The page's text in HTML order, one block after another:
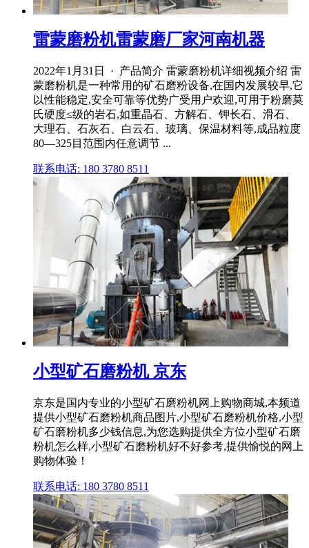
雷蒙磨粉机雷蒙磨厂家河南机器
2022年1月31日 · 产品简介 雷蒙磨粉机详细视频介绍 雷
蒙磨粉机是一种常用的矿石磨粉设备,在国内发展较早,它
以性能稳定,安全可靠等优势广受用户欢迎,可用于粉磨莫
氏硬度≤级的岩石,如重晶石、方解石、钾长石、滑石、
大理石、石灰石、白云石、玻璃、保温材料等,成品粒度
80—325目范围内任意调节 ...
联系电话: 180 3780 8511
小型矿石磨粉机 京东
京东是国内专业的小型矿石磨粉机网上购物商城,本频道
提供小型矿石磨粉机商品图片,小型矿石磨粉机价格,小型
矿石磨粉机多少钱信息,为您选购提供全方位小型矿石磨
粉机怎么样,小型矿石磨粉机好不好参考,提供愉悦的网上
购物体验！
联系电话: 180 3780 8511